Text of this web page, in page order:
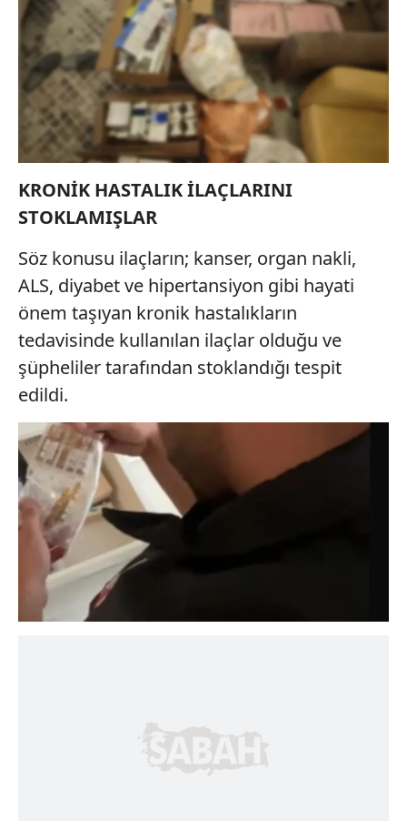
KRONİK HASTALIK İLAÇLARINI
STOKLAMIŞLAR
Söz konusu ilaçların; kanser, organ nakli,
ALS, diyabet ve hipertansiyon gibi hayati
önem taşıyan kronik hastalıkların
tedavisinde kullanılan ilaçlar olduğu ve
şüpheliler tarafından stoklandığı tespit
edildi.